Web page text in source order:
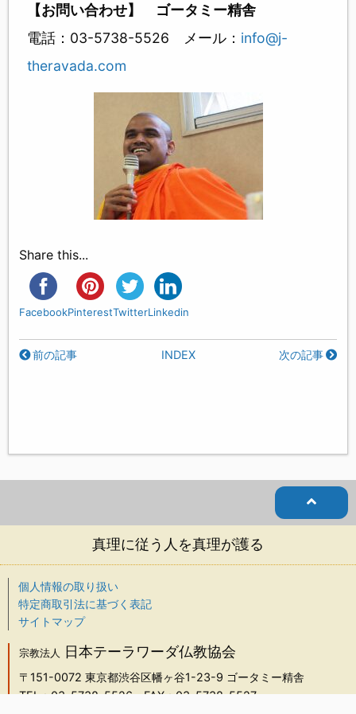
【お問い合わせ】 ゴータミー精舎
電話：03-5738-5526 メール： info@j-
theravada.com
Share this...
FacebookPinterestTwitterLinkedin
前の記事 INDEX 次の記事
真理に従う人を真理が護る
個人情報の取り扱い
特定商取引法に基づく表記
サイトマップ
宗教法人 日本テーラワーダ仏教協会
〒151-0072 東京都渋谷区幡ヶ谷1-23-9 ゴータミー精舎
TEL：03-5738-5526FAX：03-5738-5527